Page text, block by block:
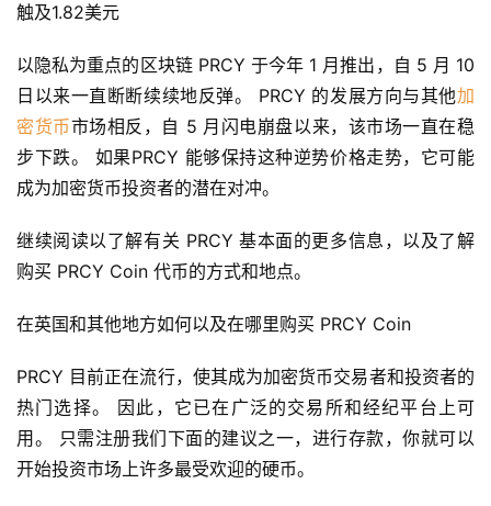
触及1.82美元
以隐私为重点的区块链 PRCY 于今年 1 月推出，自 5 月 10
日以来一直断断续续地反弹。 PRCY 的发展方向与其他加
密货币市场相反，自 5 月闪电崩盘以来，该市场一直在稳
步下跌。 如果PRCY 能够保持这种逆势价格走势，它可能
成为加密货币投资者的潜在对冲。
继续阅读以了解有关 PRCY 基本面的更多信息，以及了解
购买 PRCY Coin 代币的方式和地点。
在英国和其他地方如何以及在哪里购买 PRCY Coin
PRCY 目前正在流行，使其成为加密货币交易者和投资者的
热门选择。 因此，它已在广泛的交易所和经纪平台上可
用。 只需注册我们下面的建议之一，进行存款，你就可以
开始投资市场上​​许多最受欢迎的硬币。